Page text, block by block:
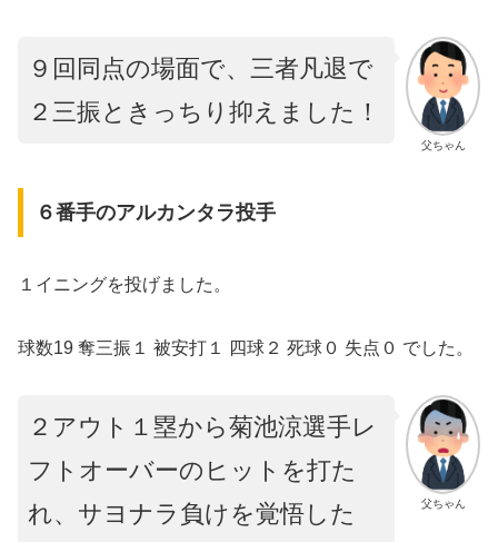
父ちゃん
９回同点の場面で、三者凡退で
２三振ときっちり抑えました！
６番手のアルカンタラ投手
１イニングを投げました。
球数19 奪三振１ 被安打１ 四球２ 死球０ 失点０ でした。
父ちゃん
２アウト１塁から菊池涼選手レ
フトオーバーのヒットを打た
れ、サヨナラ負けを覚悟した